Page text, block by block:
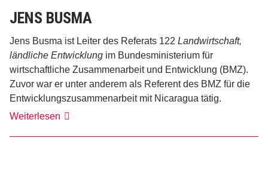
JENS BUSMA
Jens Busma ist Leiter des Referats 122 Landwirtschaft,
ländliche Entwicklung im Bundesministerium für
wirtschaftliche Zusammenarbeit und Entwicklung (BMZ).
Zuvor war er unter anderem als Referent des BMZ für die
Entwicklungszusammenarbeit mit Nicaragua tätig.
Weiterlesen Jens